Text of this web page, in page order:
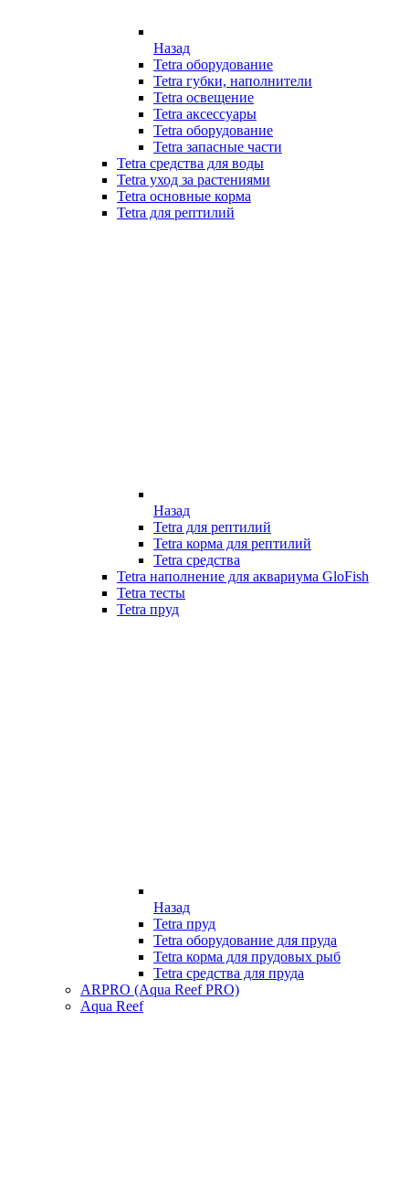
Назад
Tetra оборудование
Tetra губки, наполнители
Tetra освещение
Tetra аксессуары
Tetra оборудование
Tetra запасные части
Tetra средства для воды
Tetra уход за растениями
Tetra основные корма
Tetra для рептилий
Назад
Tetra для рептилий
Tetra корма для рептилий
Tetra средства
Tetra наполнение для аквариума GloFish
Tetra тесты
Tetra пруд
Назад
Tetra пруд
Tetra оборудование для пруда
Tetra корма для прудовых рыб
Tetra средства для пруда
ARPRO (Aqua Reef PRO)
Aqua Reef